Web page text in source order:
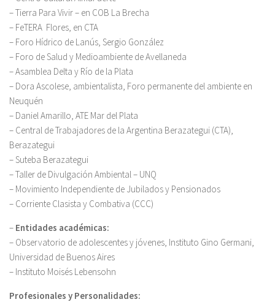
– Tierra Para Vivir – en COB La Brecha
– FeTERA Flores, en CTA
– Foro Hídrico de Lanús, Sergio González
– Foro de Salud y Medioambiente de Avellaneda
– Asamblea Delta y Río de la Plata
– Dora Ascolese, ambientalista, Foro permanente del ambiente en
Neuquén
– Daniel Amarillo, ATE Mar del Plata
– Central de Trabajadores de la Argentina Berazategui (CTA),
Berazategui
– Suteba Berazategui
– Taller de Divulgación Ambiental – UNQ
– Movimiento Independiente de Jubilados y Pensionados
– Corriente Clasista y Combativa (CCC)
– Entidades académicas:
– Observatorio de adolescentes y jóvenes, Instituto Gino Germani,
Universidad de Buenos Aires
– Instituto Moisés Lebensohn
Profesionales y Personalidades: